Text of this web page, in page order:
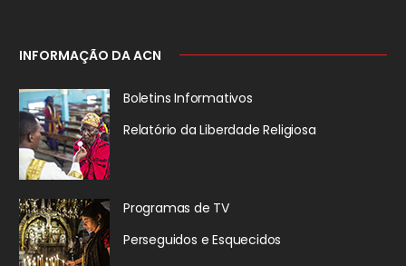
INFORMAÇÃO DA ACN
Boletins Informativos
Relatório da Liberdade Religiosa
Programas de TV
Perseguidos e Esquecidos